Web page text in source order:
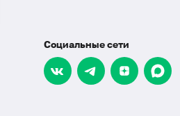
Социальные сети